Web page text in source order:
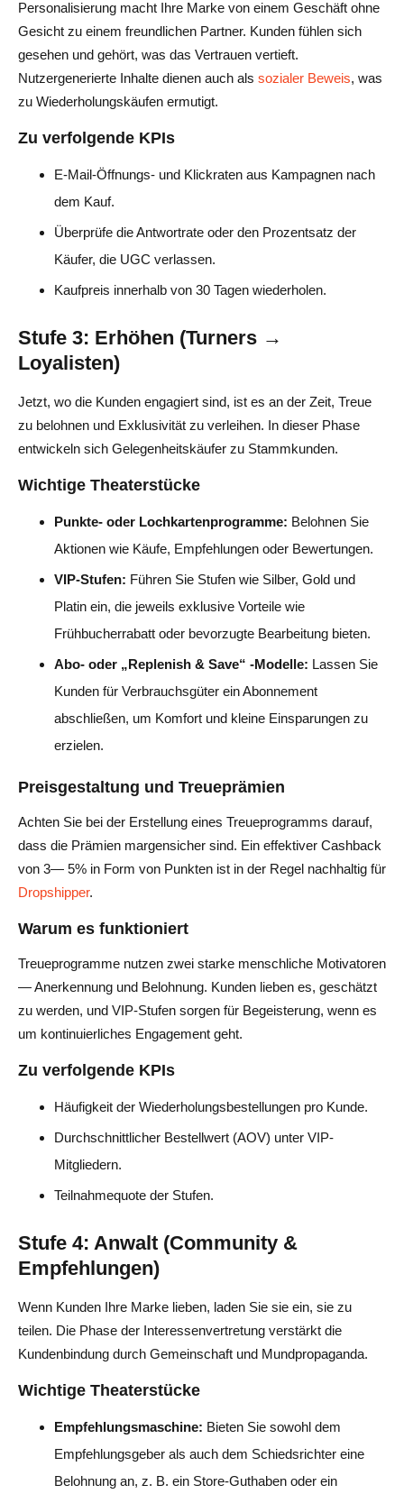
Personalisierung macht Ihre Marke von einem Geschäft ohne
Gesicht zu einem freundlichen Partner. Kunden fühlen sich
gesehen und gehört, was das Vertrauen vertieft.
Nutzergenerierte Inhalte dienen auch als sozialer Beweis, was
zu Wiederholungskäufen ermutigt.
Zu verfolgende KPIs
E-Mail-Öffnungs- und Klickraten aus Kampagnen nach
dem Kauf.
Überprüfe die Antwortrate oder den Prozentsatz der
Käufer, die UGC verlassen.
Kaufpreis innerhalb von 30 Tagen wiederholen.
Stufe 3: Erhöhen (Turners →
Loyalisten)
Jetzt, wo die Kunden engagiert sind, ist es an der Zeit, Treue
zu belohnen und Exklusivität zu verleihen. In dieser Phase
entwickeln sich Gelegenheitskäufer zu Stammkunden.
Wichtige Theaterstücke
Punkte- oder Lochkartenprogramme: Belohnen Sie
Aktionen wie Käufe, Empfehlungen oder Bewertungen.
VIP-Stufen: Führen Sie Stufen wie Silber, Gold und
Platin ein, die jeweils exklusive Vorteile wie
Frühbucherrabatt oder bevorzugte Bearbeitung bieten.
Abo- oder „Replenish & Save“ -Modelle: Lassen Sie
Kunden für Verbrauchsgüter ein Abonnement
abschließen, um Komfort und kleine Einsparungen zu
erzielen.
Preisgestaltung und Treueprämien
Achten Sie bei der Erstellung eines Treueprogramms darauf,
dass die Prämien margensicher sind. Ein effektiver Cashback
von 3— 5% in Form von Punkten ist in der Regel nachhaltig für
Dropshipper.
Warum es funktioniert
Treueprogramme nutzen zwei starke menschliche Motivatoren
— Anerkennung und Belohnung. Kunden lieben es, geschätzt
zu werden, und VIP-Stufen sorgen für Begeisterung, wenn es
um kontinuierliches Engagement geht.
Zu verfolgende KPIs
Häufigkeit der Wiederholungsbestellungen pro Kunde.
Durchschnittlicher Bestellwert (AOV) unter VIP-
Mitgliedern.
Teilnahmequote der Stufen.
Stufe 4: Anwalt (Community &
Empfehlungen)
Wenn Kunden Ihre Marke lieben, laden Sie sie ein, sie zu
teilen. Die Phase der Interessenvertretung verstärkt die
Kundenbindung durch Gemeinschaft und Mundpropaganda.
Wichtige Theaterstücke
Empfehlungsmaschine: Bieten Sie sowohl dem
Empfehlungsgeber als auch dem Schiedsrichter eine
Belohnung an, z. B. ein Store-Guthaben oder ein